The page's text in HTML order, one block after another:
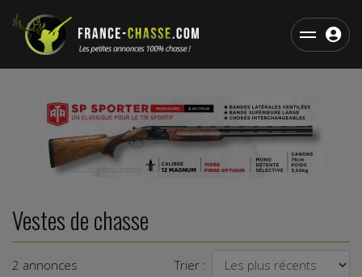
Vestes de chasse
2 annonces Trier :